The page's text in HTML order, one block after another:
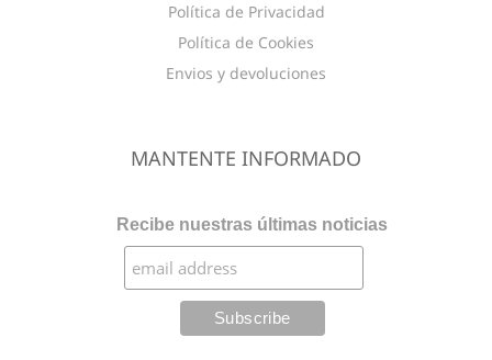
Política de Privacidad
Política de Cookies
Envios y devoluciones
MANTENTE INFORMADO
Recibe nuestras últimas noticias